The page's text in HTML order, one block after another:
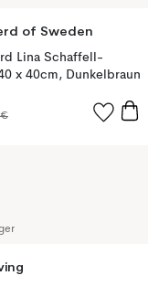
of Sweden
Lina Schaffell-
x 40cm, Dunkelbraun
€